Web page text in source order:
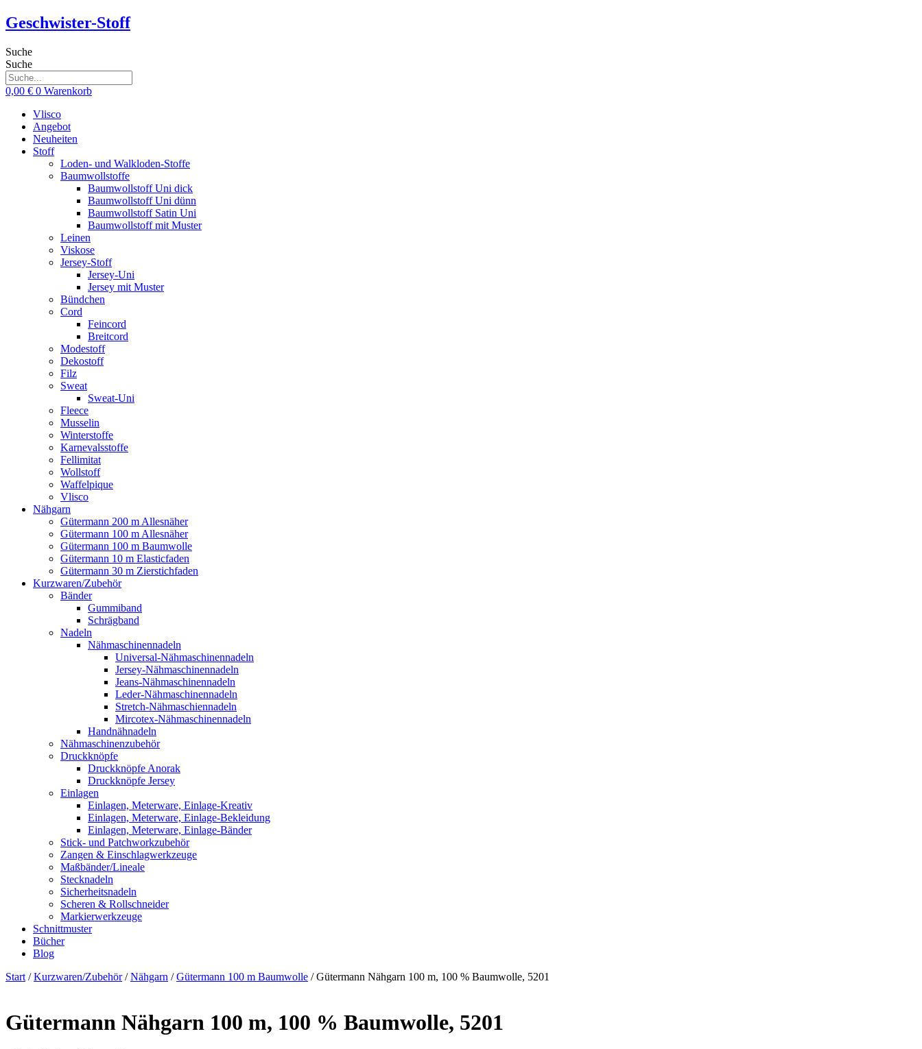
Zum
Inhalt
Geschwister-Stoff
Suche
Suche
0,00 € 0 Warenkorb
Vlisco
Angebot
Neuheiten
Stoff
Loden- und Walkloden-Stoffe
Baumwollstoffe
Baumwollstoff Uni dick
Baumwollstoff Uni dünn
Baumwollstoff Satin Uni
Baumwollstoff mit Muster
Leinen
Viskose
Jersey-Stoff
Jersey-Uni
Jersey mit Muster
Bündchen
Cord
Feincord
Breitcord
Modestoff
Dekostoff
Filz
Sweat
Sweat-Uni
Fleece
Musselin
Winterstoffe
Karnevalsstoffe
Fellimitat
Wollstoff
Waffelpique
Vlisco
Nähgarn
Gütermann 200 m Allesnäher
Gütermann 100 m Allesnäher
Gütermann 100 m Baumwolle
Gütermann 10 m Elasticfaden
Gütermann 30 m Zierstichfaden
Kurzwaren/Zubehör
Bänder
Gummiband
Schrägband
Nadeln
Nähmaschinennadeln
Universal-Nähmaschinennadeln
Jersey-Nähmaschinennadeln
Jeans-Nähmaschinennadeln
Leder-Nähmaschinennadeln
Stretch-Nähmaschiennadeln
Mircotex-Nähmaschinennadeln
Handnähnadeln
Nähmaschinenzubehör
Druckknöpfe
Druckknöpfe Anorak
Druckknöpfe Jersey
Einlagen
Einlagen, Meterware, Einlage-Kreativ
Einlagen, Meterware, Einlage-Bekleidung
Einlagen, Meterware, Einlage-Bänder
Stick- und Patchworkzubehör
Zangen & Einschlagwerkzeuge
Maßbänder/Lineale
Stecknadeln
Sicherheitsnadeln
Scheren & Rollschneider
Markierwerkzeuge
Schnittmuster
Bücher
Blog
Start /Kurzwaren/Zubehör/Nähgarn /Gütermann 100 m Baumwolle / Gütermann Nähgarn 100 m, 100 % Baumwolle, 5201
Gütermann Nähgarn 100 m, 100 % Baumwolle, 5201